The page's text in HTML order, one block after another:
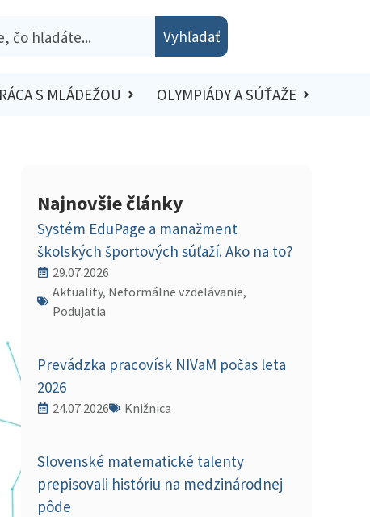
Vyhľadať
S MLÁDEŽOU OLYMPIÁDY A SÚŤAŽE
Najnovšie články
Systém EduPage a manažment
školských športových súťaží. Ako na to?
29.07.2026
Aktuality, Neformálne vzdelávanie,
Podujatia
Prevádzka pracovísk NIVaM počas leta
2026
24.07.2026 Knižnica
Slovenské matematické talenty
prepisovali históriu na medzinárodnej
pôde